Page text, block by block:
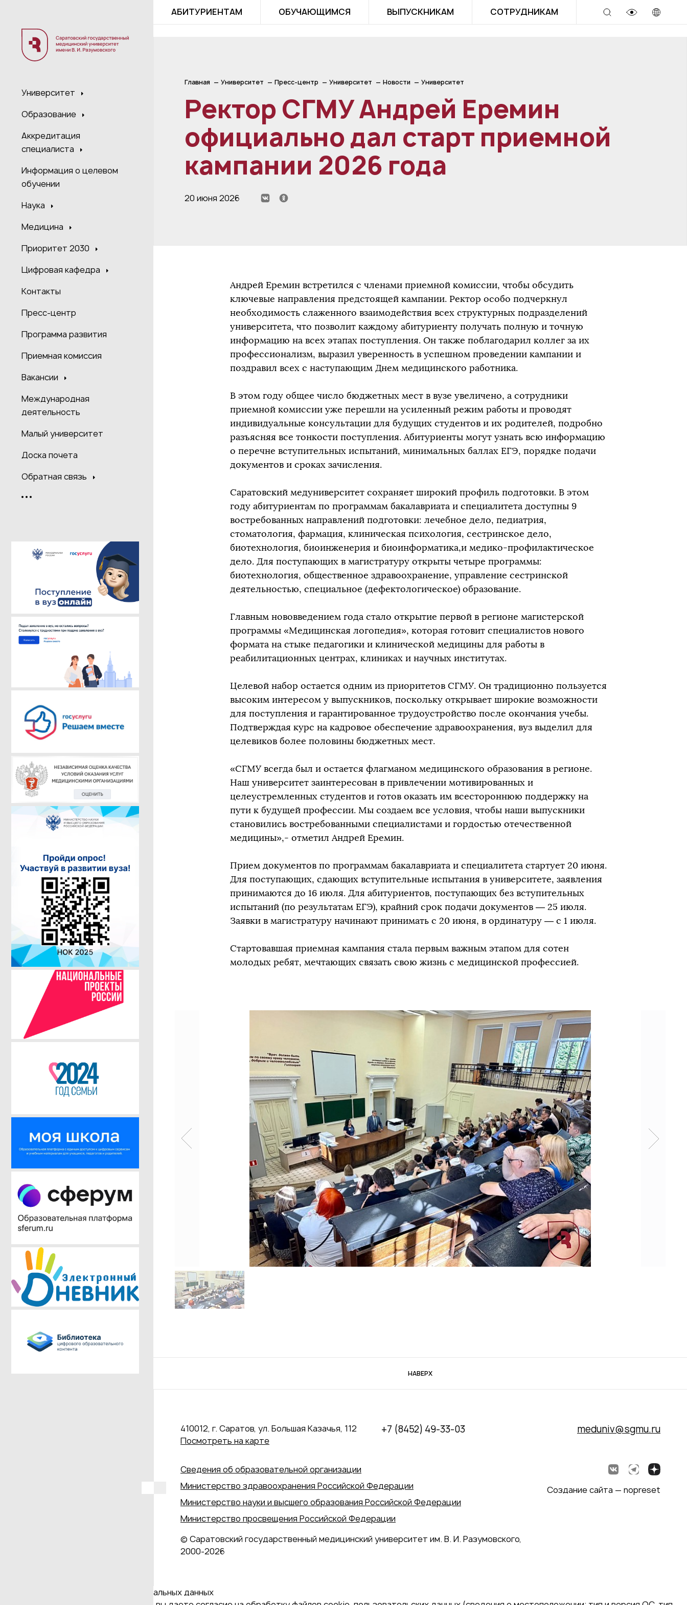
Университет
Образование
Аккредитация
специалиста
Информация о целевом
обучении
Наука
Медицина
Приоритет 2030
Цифровая кафедра
Контакты
Пресс-центр
Программа развития
Приемная комиссия
Вакансии
Международная
деятельность
Малый университет
Доска почета
Обратная связь
АБИТУРИЕНТАМ ОБУЧАЮЩИМСЯ ВЫПУСКНИКАМ СОТРУДНИКАМ
Главная Университет Пресс-центр Университет Новости Университет
Ректор СГМУ Андрей Еремин
официально дал старт приемной
кампании 2026 года
20 июня 2026
Андрей Еремин встретился с членами приемной комиссии, чтобы обсудить
ключевые направления предстоящей кампании. Ректор особо подчеркнул
необходимость слаженного взаимодействия всех структурных подразделений
университета, что позволит каждому абитуриенту получать полную и точную
информацию на всех этапах поступления. Он также поблагодарил коллег за их
профессионализм, выразил уверенность в успешном проведении кампании и
поздравил всех с наступающим Днем медицинского работника.
В этом году общее число бюджетных мест в вузе увеличено, а сотрудники
приемной комиссии уже перешли на усиленный режим работы и проводят
индивидуальные консультации для будущих студентов и их родителей, подробно
разъясняя все тонкости поступления. Абитуриенты могут узнать всю информацию
о перечне вступительных испытаний, минимальных баллах ЕГЭ, порядке подачи
документов и сроках зачисления.
Саратовский медуниверситет сохраняет широкий профиль подготовки. В этом
году абитуриентам по программам бакалавриата и специалитета доступны 9
востребованных направлений подготовки: лечебное дело, педиатрия,
стоматология, фармация, клиническая психология, сестринское дело,
биотехнология, биоинженерия и биоинформатика,и медико-профилактическое
дело. Для поступающих в магистратуру открыты четыре программы:
биотехнология, общественное здравоохранение, управление сестринской
деятельностью, специальное (дефектологическое) образование.
Главным нововведением года стало открытие первой в регионе магистерской
программы «Медицинская логопедия», которая готовит специалистов нового
формата на стыке педагогики и клинической медицины для работы в
реабилитационных центрах, клиниках и научных институтах.
Целевой набор остается одним из приоритетов СГМУ. Он традиционно пользуется
высоким интересом у выпускников, поскольку открывает широкие возможности
для поступления и гарантированное трудоустройство после окончания учебы.
Подтверждая курс на кадровое обеспечение здравоохранения, вуз выделил для
целевиков более половины бюджетных мест.
«СГМУ всегда был и остается флагманом медицинского образования в регионе.
Наш университет заинтересован в привлечении мотивированных и
целеустремленных студентов и готов оказать им всестороннюю поддержку на
пути к будущей профессии. Мы создаем все условия, чтобы наши выпускники
становились востребованными специалистами и гордостью отечественной
медицины»,- отметил Андрей Еремин.
Прием документов по программам бакалавриата и специалитета стартует 20 июня.
Для поступающих, сдающих вступительные испытания в университете, заявления
принимаются до 16 июля. Для абитуриентов, поступающих без вступительных
испытаний (по результатам ЕГЭ), крайний срок подачи документов — 25 июля.
Заявки в магистратуру начинают принимать с 20 июня, в ординатуру — с 1 июля.
Стартовавшая приемная кампания стала первым важным этапом для сотен
молодых ребят, мечтающих связать свою жизнь с медицинской профессией.
НАВЕРХ
410012, г. Саратов, ул. Большая Казачья, 112
Посмотреть на карте
+7 (8452) 49-33-03 meduniv@sgmu.ru
Сведения об образовательной организации
Министерство здравоохранения Российской Федерации
Министерство науки и высшего образования Российской Федерации
Министерство просвещения Российской Федерации
© Саратовский государственный медицинский университет им. В. И. Разумовского,
2000‑2026
Создание сайта — nopreset
Даю согласие на обработку персональных данных